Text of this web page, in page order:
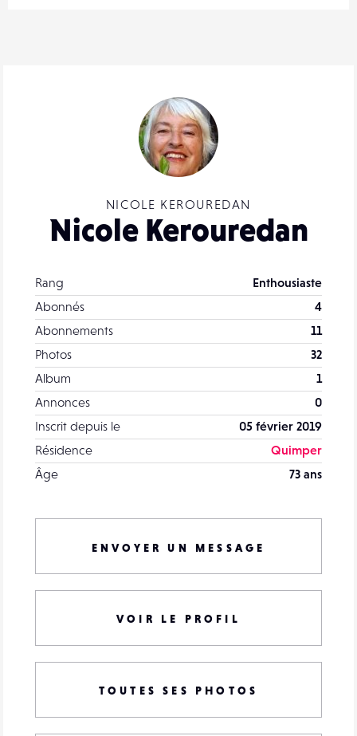
NICOLE KEROUREDAN
Nicole Kerouredan
Rang
Enthousiaste
Abonnés
4
Abonnements
11
Photos
32
Album
1
Annonces
0
Inscrit depuis le
05 février 2019
Résidence
Quimper
Âge
73 ans
ENVOYER UN MESSAGE
VOIR LE PROFIL
TOUTES SES PHOTOS